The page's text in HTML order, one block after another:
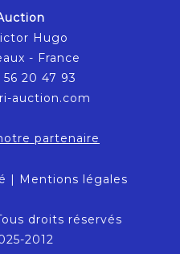
Hugo
- France
56 20 47 93
auction.com
partenaire
| Mentions légales
droits réservés
2012